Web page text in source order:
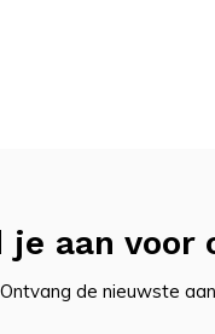
je aan voor
Ontvang de nieuwste